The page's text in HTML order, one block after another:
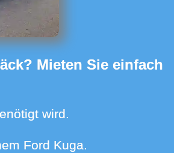
wird.
Ford Kuga.